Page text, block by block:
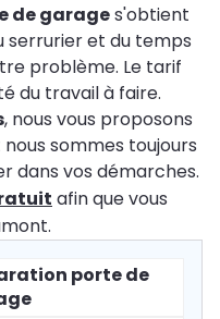
de garages'obtient
serrurier et du temps
problème. Le tarif
du travail à faire.
, nous vous proposons
sommes toujours
dans vos démarches.
afin que vous
porte de